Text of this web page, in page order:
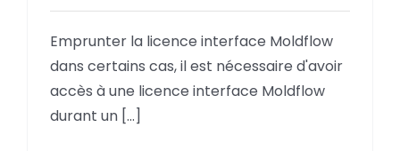
Emprunter la licence interface Moldflow
dans certains cas, il est nécessaire d'avoir
accès à une licence interface Moldflow
durant un [...]